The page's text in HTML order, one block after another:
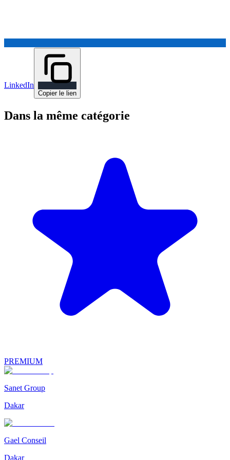
LinkedIn
Copier le lien
Dans la même catégorie
PREMIUM
Sanet Group
Dakar
Gael Conseil
Dakar